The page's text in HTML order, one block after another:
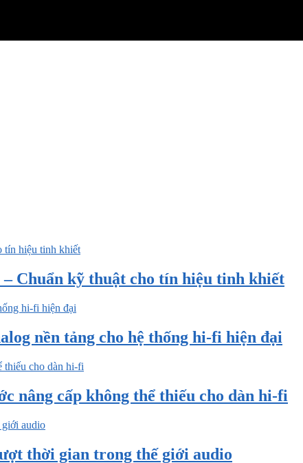
Chuẩn kỹ thuật cho tín hiệu tinh khiết
nền tảng cho hệ thống hi-fi hiện đại
nâng cấp không thể thiếu cho dàn hi-fi
thời gian trong thế giới audio